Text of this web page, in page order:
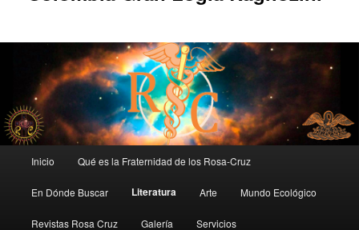
principal
Inicio Qué es la Fraternidad de los Rosa-Cruz
En Dónde Buscar Literatura Arte Mundo Ecológico
Revistas Rosa Cruz Galería Servicios